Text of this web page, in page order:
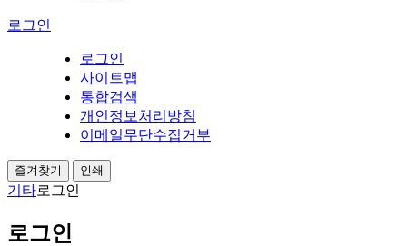
로그인
로그인
사이트맵
통합검색
개인정보처리방침
이메일무단수집거부
즐겨찾기 인쇄
기타로그인
로그인